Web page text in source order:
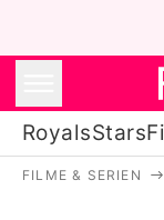
RoyalsStars
FILME & SERIEN